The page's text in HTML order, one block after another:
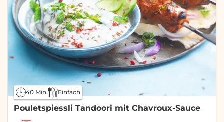
40 Min. Einfach
Pouletspiessli Tandoori mit Chavroux-Sauce